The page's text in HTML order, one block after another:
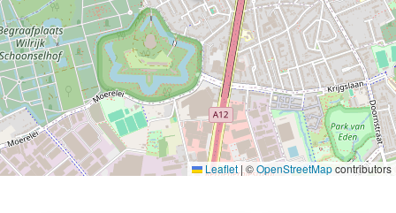
Leaflet | ©OpenStreetMapcontributors